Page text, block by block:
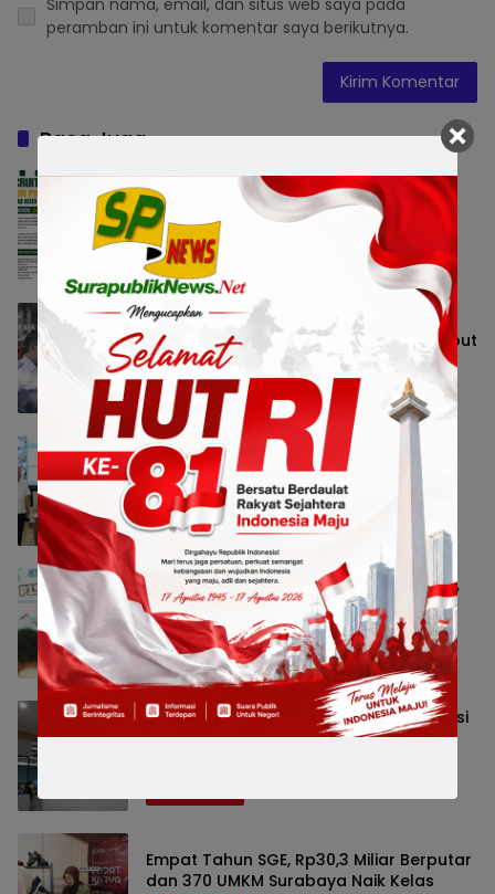
Simpan nama, email, dan situs web saya pada
peramban ini untuk komentar saya berikutnya.
Baca Juga
Pemkot Surabaya Buka Pendaftaran
Calon Pimpinan BAZNAS Periode 2026–
2031, Cari Figur Berintegritas
Pemerintahan 6 Agustus 2026 16:49
Ojol Lapor Hotline Cak Eri soal Jukir di
Jalan Trunojoyo, Dishub Surabaya Cabut
KTA
Pemerintahan 6 Agustus 2026 15:27
Wali Kota Eri Minta Direksi PAM Surya
Sembada Percepat Aliran Air Bersih
hingga ke Kampung
Pemerintahan 6 Agustus 2026 15:04
Lomba Pisang Danor 2026 Diluncurkan,
Wali Kota Eri Ingin Sampah Organik
Selesai dari Rumah
Pemerintahan 6 Agustus 2026 15:01
Pemkot Surabaya Tetapkan Tiga Direksi
Baru PDAM Surya Sembada, Fokus
Empat Tahun SGE, Rp30,3 Miliar Berputar
dan 370 UMKM Surabaya Naik Kelas